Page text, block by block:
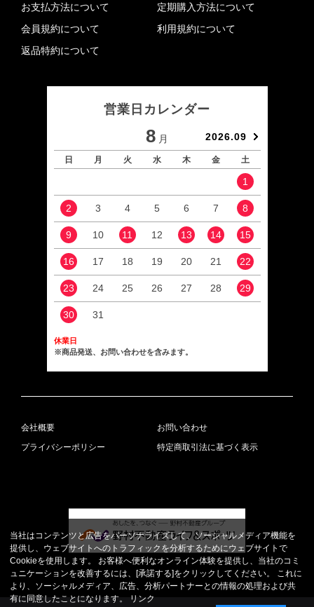
お支払方法について
会員規約について
返品特約について
定期購入方法について
利用規約について
営業日カレンダー
8 月 2026.09
日 月 火 水 木 金 土
1
2 3 4 5 6 7 8
9 10 11 12 13 14 15
16 17 18 19 20 21 22
23 24 25 26 27 28 29
30 31
休業日
※商品発送、お問い合わせを含みます。
会社概要
お問い合わせ
プライバシーポリシー
特定商取引法に基づく表示
当社はコンテンツと広告をパーソナライズして、ソーシャルメディア機能を
提供し、ウェブサイトへのトラフィックを分析するためにウェブサイトで
Cookieを使用します。 お客様へ便利なオンライン体験を提供し、当社のコミ
ュニケーションを改善するには、[承諾する]をクリックしてください。 これに
より、ソーシャルメディア、広告、分析パートナーとの情報の処理および共
有に同意したことになります。
リンク